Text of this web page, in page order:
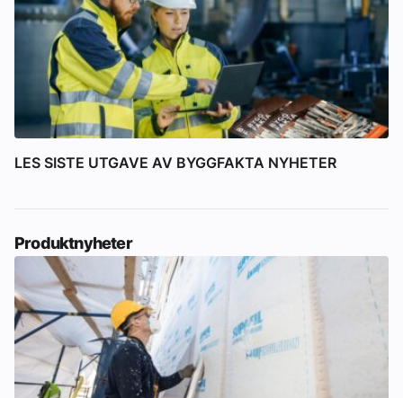
LES SISTE UTGAVE AV BYGGFAKTA NYHETER
Produktnyheter